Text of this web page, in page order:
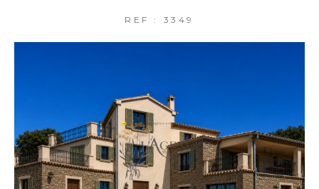
REF : 3349